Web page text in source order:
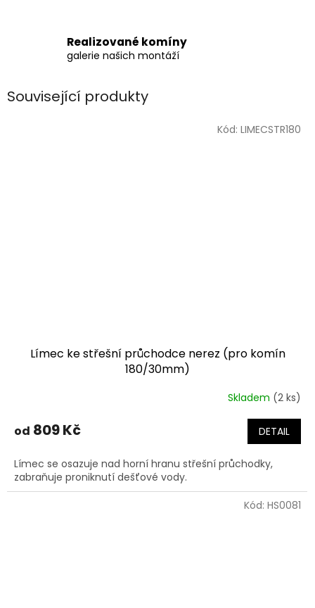
Realizované komíny
galerie našich montáží
Související produkty
Límec ke střešní průchodce nerez (pro komín
180/30mm)
Skladem (2 ks)
od 809 Kč DETAIL
Límec se osazuje nad horní hranu střešní průchodky,
zabraňuje proniknutí dešťové vody.
Kód: LIMECSTR180
Kód: HS0081